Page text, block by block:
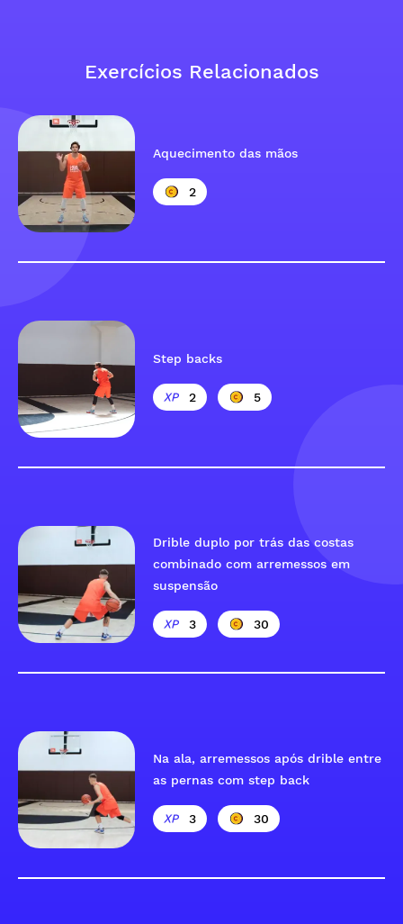
Exercícios Relacionados
Aquecimento das mãos
2
Step backs
2 5
Drible duplo por trás das costas
combinado com arremessos em
suspensão
3 30
Na ala, arremessos após drible entre
as pernas com step back
3 30